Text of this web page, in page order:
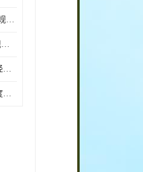
舟山机动车检测服务咨询 规范管理技术 具备市场竞争能力
iso咨询公司 提升信誉 展现企业文化
舟山ISO三体系认证 带来经济效益 带来可以信赖的良好印象
淮安ISO三体系认证 信任度增加 具备市场竞争能力